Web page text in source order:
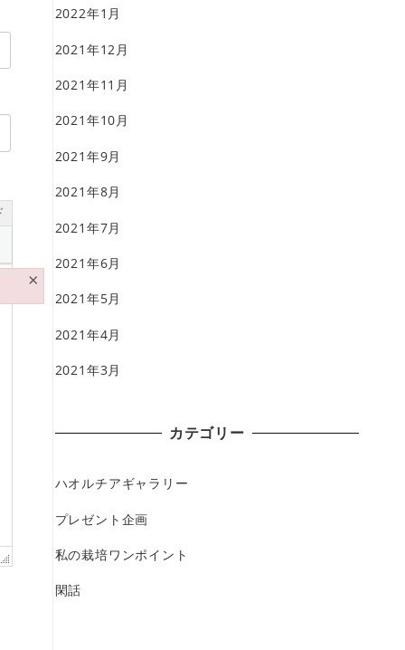
2022年1月
2021年12月
2021年11月
2021年10月
2021年9月
2021年8月
2021年7月
2021年6月
2021年5月
2021年4月
2021年3月
カテゴリー
ハオルチアギャラリー
プレゼント企画
私の栽培ワンポイント
閑話
×